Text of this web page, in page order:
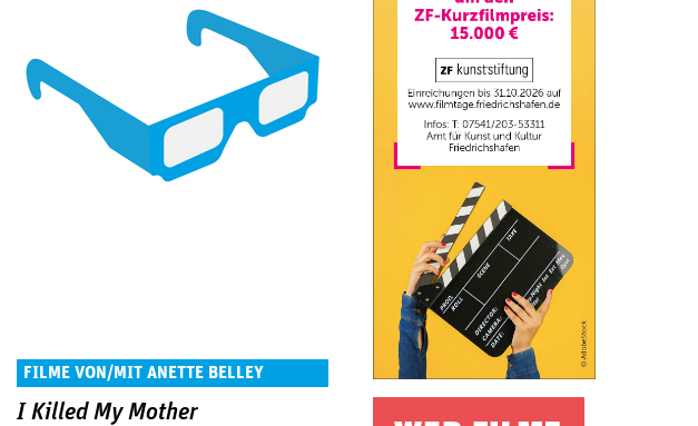
FILME VON/MIT ANETTE BELLEY
I Killed My Mother